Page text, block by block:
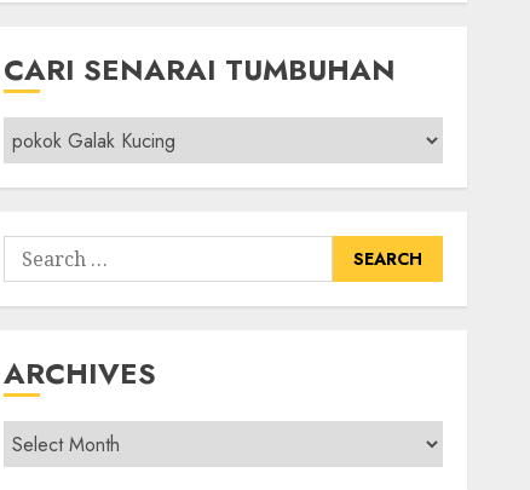
CARI SENARAI TUMBUHAN
Cari
Senarai
Tumbuhan
Search
for:
ARCHIVES
Archives